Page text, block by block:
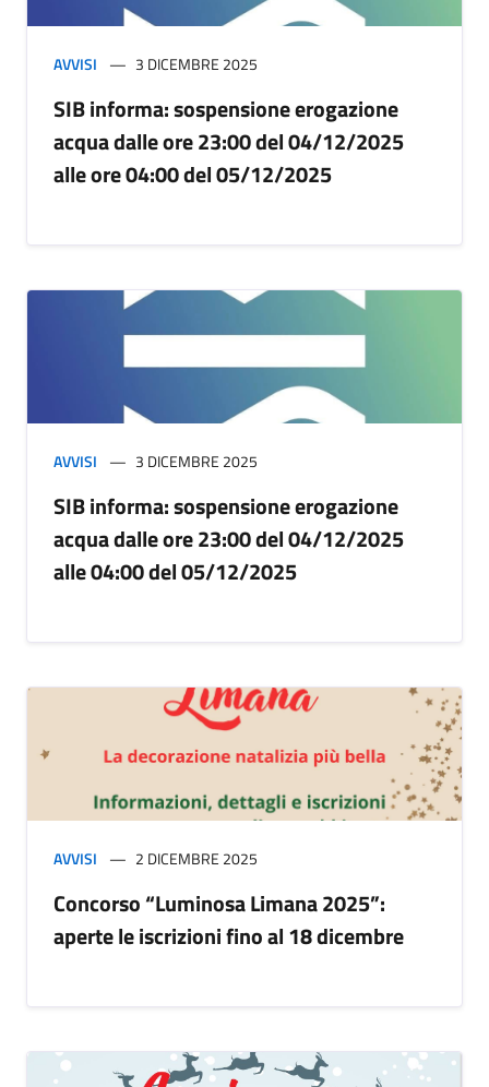
AVVISI 3 DICEMBRE 2025
SIB informa: sospensione erogazione
acqua dalle ore 23:00 del 04/12/2025
alle ore 04:00 del 05/12/2025
AVVISI 3 DICEMBRE 2025
SIB informa: sospensione erogazione
acqua dalle ore 23:00 del 04/12/2025
alle 04:00 del 05/12/2025
AVVISI 2 DICEMBRE 2025
Concorso “Luminosa Limana 2025”:
aperte le iscrizioni fino al 18 dicembre